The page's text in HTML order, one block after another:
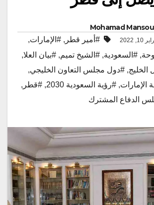
Mohamad
2022 #أمير قطر , #الإمارات,
, #السعودية, #الشيخ تميم, #بيان العلا,
الخليج, #دول مجلس التعاون الخليجي,
الإمارات, #رؤية السعودية 2030 , #قطر ,
الدفاع المشترك